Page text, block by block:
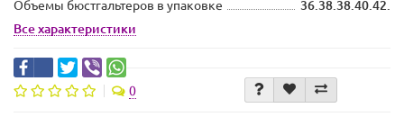
Объемы бюстгальтеров в упаковке
36.38.38.40.42.
Все характеристики
0